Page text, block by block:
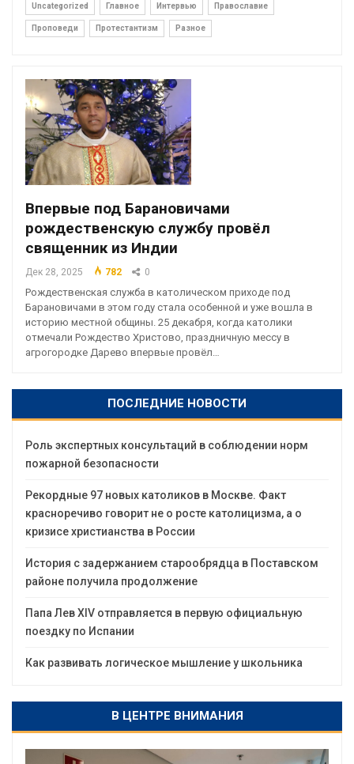
Uncategorized Главное Интервью Православие
Проповеди Протестантизм Разное
Впервые под Барановичами
рождественскую службу провёл
священник из Индии
Дек 28, 2025 782 0
Рождественская служба в католическом приходе под
Барановичами в этом году стала особенной и уже вошла в
историю местной общины. 25 декабря, когда католики
отмечали Рождество Христово, праздничную мессу в
агрогородке Дарево впервые провёл…
ПОСЛЕДНИЕ НОВОСТИ
Роль экспертных консультаций в соблюдении норм
пожарной безопасности
Рекордные 97 новых католиков в Москве. Факт
красноречиво говорит не о росте католицизма, а о
кризисе христианства в России
История с задержанием старообрядца в Поставском
районе получила продолжение
Папа Лев XIV отправляется в первую официальную
поездку по Испании
Как развивать логическое мышление у школьника
В ЦЕНТРЕ ВНИМАНИЯ